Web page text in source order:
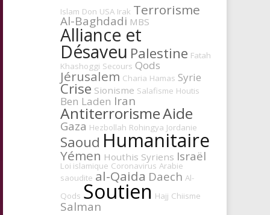
Islam Don USA Irak Terrorisme
Al-Baghdadi MBS
Alliance et
Désaveu Palestine Fatah
Khashoggi Secours Qods
Jérusalem Charia Hamas Syrie
Crise Sionisme Salafisme Houtis
Ben Laden Iran
AntiterrorismeAide
Gaza Hezbollah Rohingya Jordanie
Saoud Humanitaire
Yémen Houthis Syriens Israël
Loi islamique Coronavirus Arabie
saoudite al-Qaida Daech Al-
Qods Soutien Hajj Chiisme
Salman